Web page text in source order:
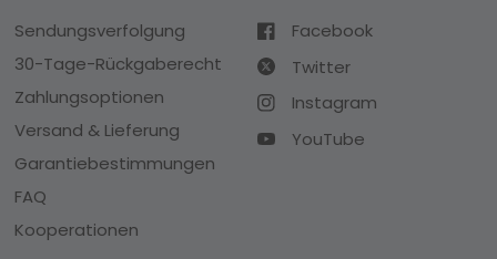
Sendungsverfolgung
30-Tage-Rückgaberecht
Zahlungsoptionen
Versand & Lieferung
Garantiebestimmungen
FAQ
Kooperationen
Facebook
Twitter
Instagram
YouTube